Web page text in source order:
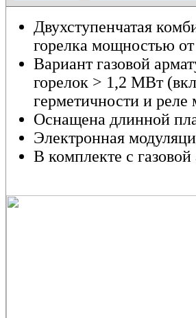
Двухступенчатая
горелка мощностью
Вариант газовой
горелок > 1,2 МВт
герметичности и реле
Оснащена длинной
Электронная
В комплекте с